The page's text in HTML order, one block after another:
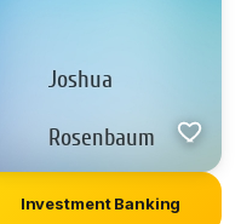
Investment Banking